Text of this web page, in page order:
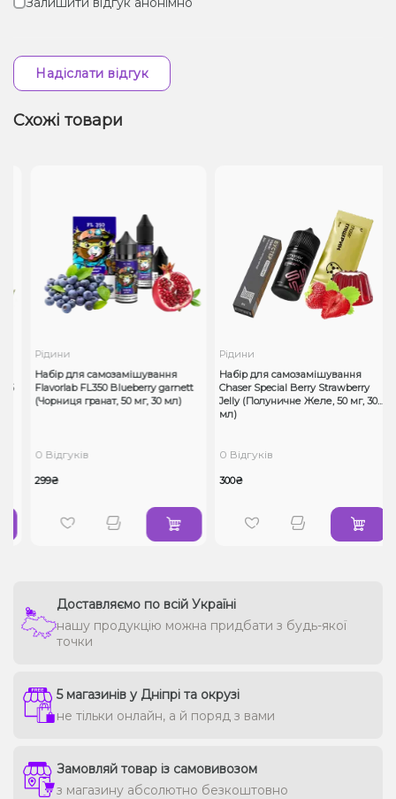
Надіслати відгук
Схожі товари
Рідини
Набір для самозамішування
Flavorlab FL350 Blueberry garnett
(Чорниця гранат, 50 мг, 30 мл)
0 Відгуків
299₴
Рідини
Набір для самозамішування
Chaser Special Berry Strawberry
Jelly (Полуничне Желе, 50 мг, 30
мл)
0 Відгуків
300₴
Доставляємо по всій Україні
нашу продукцію можна придбати з будь-якої
точки
5 магазинів у Дніпрі та окрузі
не тільки онлайн, а й поряд з вами
Замовляй товар із самовивозом
з магазину абсолютно безкоштовно